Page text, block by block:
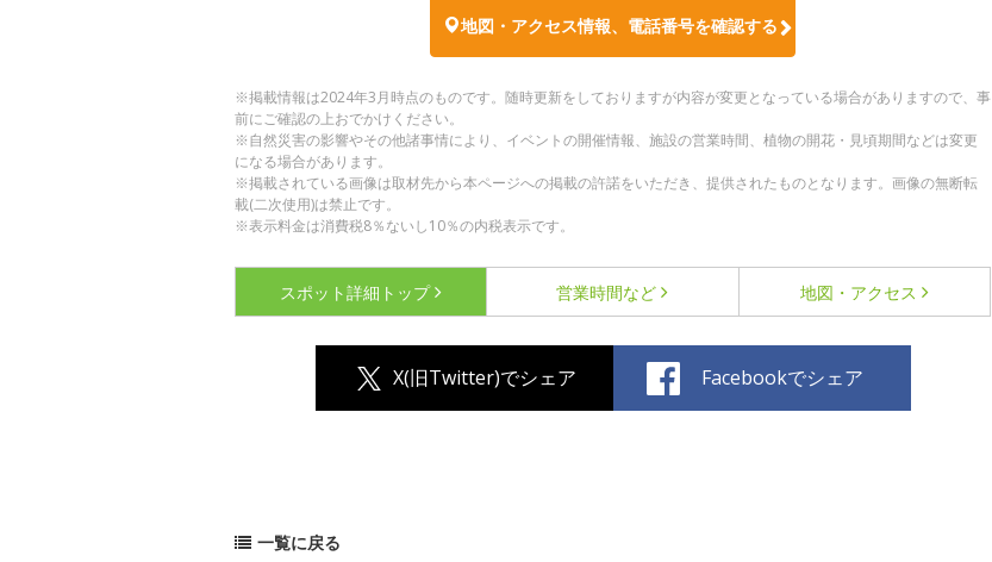
地図・アクセス情報、電話番号を確認する
※掲載情報は2024年3月時点のものです。随時更新をしておりますが内容が変更となっている場合がありますので、事
前にご確認の上おでかけください。
※自然災害の影響やその他諸事情により、イベントの開催情報、施設の営業時間、植物の開花・見頃期間などは変更
になる場合があります。
※掲載されている画像は取材先から本ページへの掲載の許諾をいただき、提供されたものとなります。画像の無断転
載(二次使用)は禁止です。
※表示料金は消費税8％ないし10％の内税表示です。
スポット詳細 トップ 営業時間など 地図・アクセス
X(旧Twitter)でシェア Facebookでシェア
一覧に戻る